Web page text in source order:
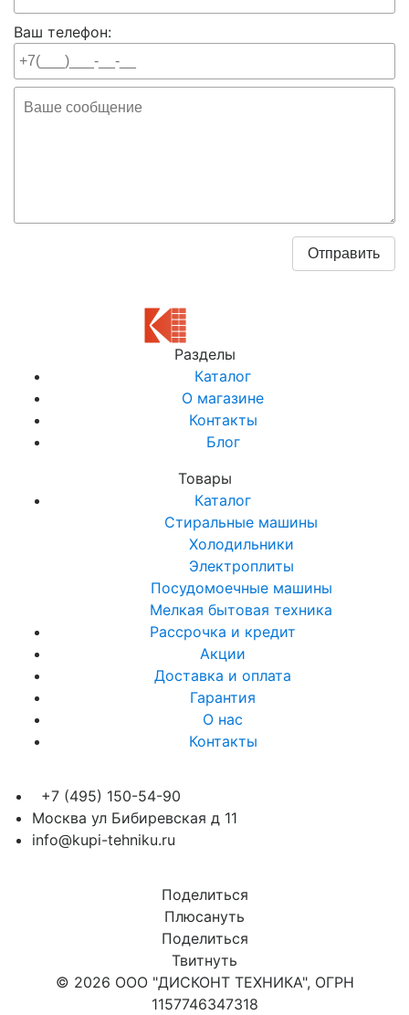
Ваш телефон:
Разделы
Каталог
О магазине
Контакты
Блог
Товары
Каталог
Стиральные машины
Холодильники
Электроплиты
Посудомоечные машины
Мелкая бытовая техника
Рассрочка и кредит
Акции
Доставка и оплата
Гарантия
О нас
Контакты
+7 (495) 150-54-90
Москва ул Бибиревская д 11
info@kupi-tehniku.ru
Поделиться
Плюсануть
Поделиться
Твитнуть
© 2026 ООО "ДИСКОНТ ТЕХНИКА", ОГРН
1157746347318